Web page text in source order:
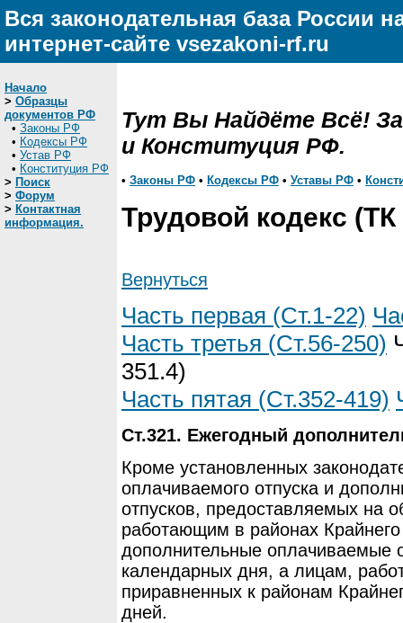
Вся законодательная база России
интернет-сайте vsezakoni-rf.ru
Начало
> Образцы
документов РФ
• Законы РФ
• Кодексы РФ
• Устав РФ
• Конституция РФ
> Поиск
> Форум
> Контактная
информация.
Тут Вы Найдёте Всё!
и Конституция РФ.
• Законы РФ • Кодексы РФ • Уставы РФ •
Трудовой кодекс
Вернуться
Часть первая (Ст.1-22)
Часть третья (Ст.56-250)
351.4)
Часть пятая (Ст.352-419)
Ст.321. Ежегодный
Кроме установленных
оплачиваемого отпуска и
отпусков, предоставляемых на
работающим в районах
дополнительные оплачиваемые
календарных дня, а лицам,
приравненных к районам
дней.